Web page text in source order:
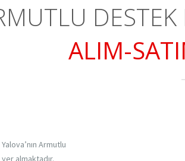
ALIM-
Armutlu
almaktadır.